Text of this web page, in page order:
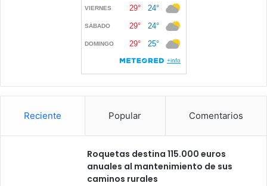
Reciente Popular Comentarios
Roquetas destina 115.000 euros
anuales al mantenimiento de sus
caminos rurales